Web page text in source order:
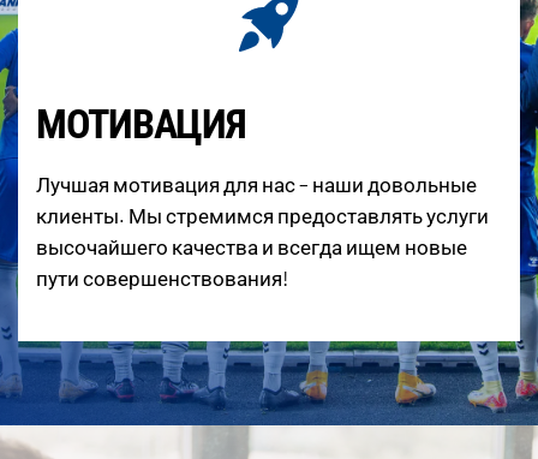
МОТИВАЦИЯ
Лучшая мотивация для нас – наши довольные
клиенты. Мы стремимся предоставлять услуги
высочайшего качества и всегда ищем новые
пути совершенствования!